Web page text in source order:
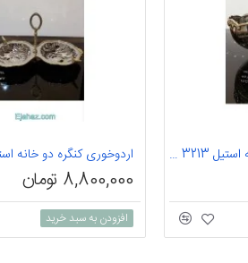
کاسه کنگره کوچک سه پایه استیل bird 3213
8,800,000 تومان
افزودن به سبد خرید